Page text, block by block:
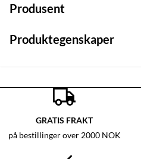
Produsent
Produktegenskaper
GRATIS FRAKT
på bestillinger over 2000 NOK